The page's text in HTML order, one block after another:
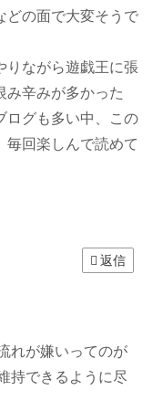
どの面で大変そうで
りながら遊戯王に張
み辛みが多かった
ログも多い中、この
毎回楽しんで読めて
返信
れが嫌いってのが
持できるように尽